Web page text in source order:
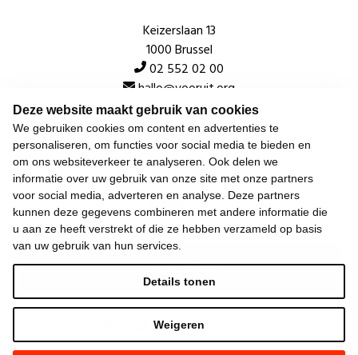
Deze website maakt gebruik van cookies
We gebruiken cookies om content en advertenties te
personaliseren, om functies voor social media te bieden en
om ons websiteverkeer te analyseren. Ook delen we
informatie over uw gebruik van onze site met onze partners
voor social media, adverteren en analyse. Deze partners
kunnen deze gegevens combineren met andere informatie die
u aan ze heeft verstrekt of die ze hebben verzameld op basis
van uw gebruik van hun services.
Weigeren
Details tonen
Keizerslaan 13
1000 Brussel
02 552 02 00
hallo@vooruit.org
Snel
Over de beweging
Algemeen
Laatste nieuws